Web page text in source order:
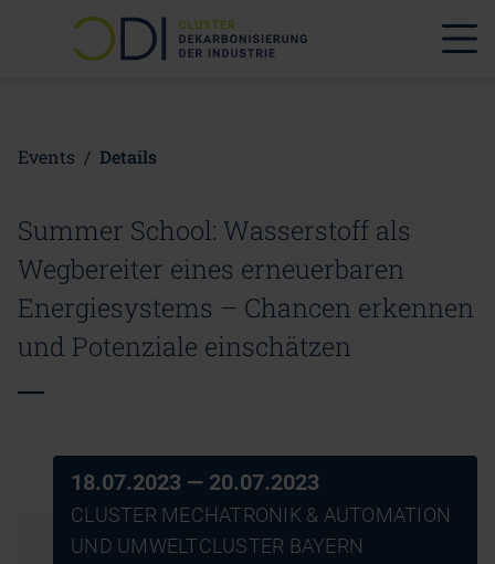
Events / Details
Summer School: Wasserstoff als
Wegbereiter eines erneuerbaren
Energiesystems – Chancen erkennen
und Potenziale einschätzen
18.07.2023 — 20.07.2023
CLUSTER MECHATRONIK & AUTOMATION
UND UMWELTCLUSTER BAYERN